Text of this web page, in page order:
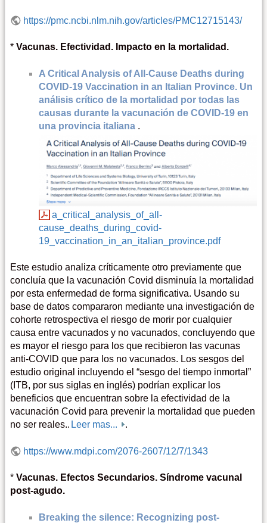
https://pmc.ncbi.nlm.nih.gov/articles/PMC12715143/
* Vacunas. Efectividad. Impacto en la mortalidad.
A Critical Analysis of All-Cause Deaths during
COVID-19 Vaccination in an Italian Province. Un
análisis crítico de la mortalidad por todas las
causas durante la vacunación de COVID-19 en
una provincia italiana .
a_critical_analysis_of_all-
cause_deaths_during_covid-
19_vaccination_in_an_italian_province.pdf
Este estudio analiza críticamente otro previamente que
concluía que la vacunación Covid disminuía la mortalidad
por esta enfermedad de forma significativa. Usando su
base de datos compararon mediante una investigación de
cohorte retrospectiva el riesgo de morir por cualquier
causa entre vacunados y no vacunados, concluyendo que
es mayor el riesgo para los que recibieron las vacunas
anti-COVID que para los no vacunados. Los sesgos del
estudio original incluyendo el “sesgo del tiempo inmortal”
(ITB, por sus siglas en inglés) podrían explicar los
beneficios que encuentran sobre la efectividad de la
vacunación Covid para prevenir la mortalidad que pueden
no ser reales.. Leer mas... .
https://www.mdpi.com/2076-2607/12/7/1343
* Vacunas. Efectos Secundarios. Síndrome vacunal
post-agudo.
Breaking the silence: Recognizing post-